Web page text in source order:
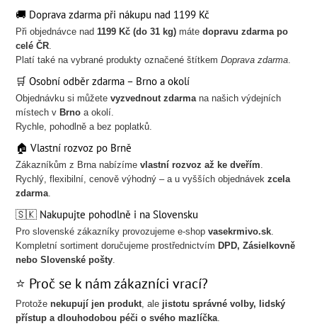
🚚 Doprava zdarma při nákupu nad 1199 Kč
Při objednávce nad1199 Kč (do 31 kg) mátedopravu zdarma po
celé ČR.
Platí také na vybrané produkty označené štítkemDoprava zdarma.
🛒 Osobní odběr zdarma – Brno a okolí
Objednávku si můžetevyzvednout zdarmana našich výdejních
místech v Brno a okolí.
Rychle, pohodlně a bez poplatků.
🏠 Vlastní rozvoz po Brně
Zákazníkům z Brna nabízímevlastní rozvoz až ke dveřím.
Rychlý, flexibilní, cenově výhodný – a u vyšších objednávekzcela
zdarma.
🇸🇰 Nakupujte pohodlně i na Slovensku
Pro slovenské zákazníky provozujeme e-shopvasekrmivo.sk.
Kompletní sortiment doručujeme prostřednictvím DPD, Zásielkovně
nebo Slovenské pošty.
⭐ Proč se k nám zákazníci vrací?
Protoženekupují jen produkt, ale jistotu správné volby, lidský
přístup a dlouhodobou péči o svého mazlíčka.